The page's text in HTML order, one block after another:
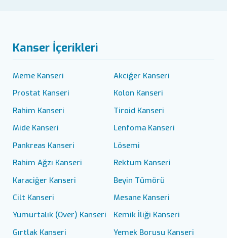
Kanser İçerikleri
Meme Kanseri
Akciğer Kanseri
Prostat Kanseri
Kolon Kanseri
Rahim Kanseri
Tiroid Kanseri
Mide Kanseri
Lenfoma Kanseri
Pankreas Kanseri
Lösemi
Rahim Ağzı Kanseri
Rektum Kanseri
Karaciğer Kanseri
Beyin Tümörü
Cilt Kanseri
Mesane Kanseri
Yumurtalık (Over) Kanseri
Kemik İliği Kanseri
Gırtlak Kanseri
Yemek Borusu Kanseri